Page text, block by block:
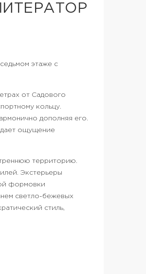
этаже с
от Садового
кольцу.
дополняя его.
ощущение
территорию.
Экстерьеры
формовки
светло-бежевых
стиль,